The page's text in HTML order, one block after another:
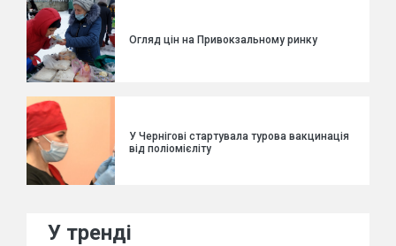
Огляд цін на Привокзальному ринку
У Чернігові стартувала турова вакцинація
від поліомієліту
У тренді